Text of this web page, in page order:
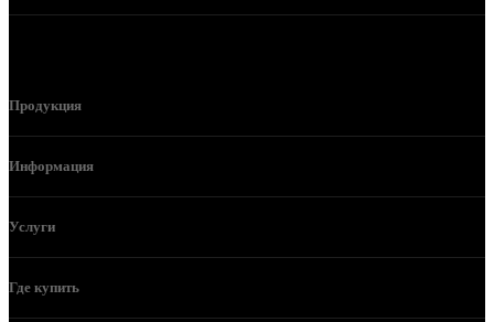
Продукция
Информация
Услуги
Где купить